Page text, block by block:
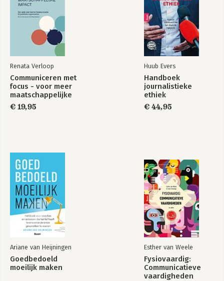
Renata Verloop
Communiceren met
focus - voor meer
maatschappelijke
impact
€ 19,95
Huub Evers
Handboek
journalistieke
ethiek
€ 44,95
Ariane van Heijningen
Goedbedoeld
moeilijk maken
Esther van Weele
Fysiovaardig:
Communicatieve
vaardigheden